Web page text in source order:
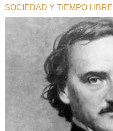
SOCIEDAD Y TIEMPO LIBRE